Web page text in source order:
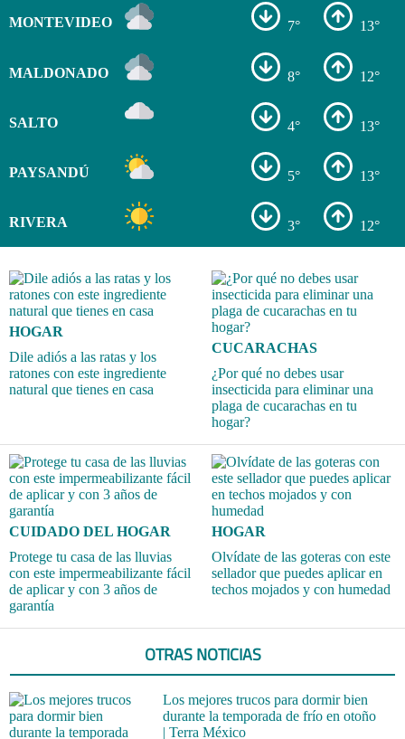
MONTEVIDEO 7° 13°
MALDONADO 8° 12°
SALTO 4° 13°
PAYSANDÚ 5° 13°
RIVERA 3° 12°
HOGAR
Dile adiós a las ratas y los
ratones con este ingrediente
natural que tienes en casa
CUCARACHAS
¿Por qué no debes usar
insecticida para eliminar una
plaga de cucarachas en tu
hogar?
CUIDADO DEL HOGAR
Protege tu casa de las lluvias
con este impermeabilizante fácil
de aplicar y con 3 años de
garantía
HOGAR
Olvídate de las goteras con este
sellador que puedes aplicar en
techos mojados y con humedad
OTRAS NOTICIAS
Los mejores trucos para dormir bien
durante la temporada de frío en otoño
| Terra México